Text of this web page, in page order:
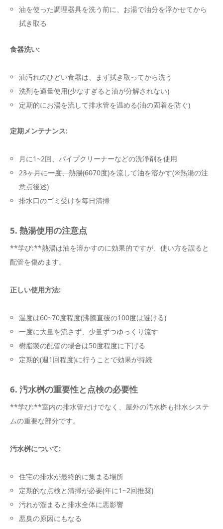
油を使った調理器具を洗う前に、お湯で油分を浮かせてから
拭き取る
食器洗い:
油汚れのひどい食器は、まず拭き取ってから洗う
洗剤を適量使用(少なすぎると油が分解されない)
定期的にお湯を流して排水管を温める(油の固着を防ぐ)
定期メンテナンス:
月に1~2回、パイプクリーナーなどの洗浄剤を使用
23ヶ月に一度、熱湯(6070度)を流して油を溶かす(※熱湯の注
意点後述)
排水口のゴミ受けを毎日清掃
5. 熱湯使用の注意点
**学び:**熱湯は油を溶かすのに効果的ですが、使い方を誤ると
配管を傷めます。
正しい使用方法:
温度は60~70度程度(沸騰直後の100度は避ける)
一度に大量を流さず、少量ずつゆっくり流す
樹脂製の配管の場合は50度程度に下げる
定期的(週1回程度)に行うことで効果が持続
6. 汚水桝の重要性と点検の必要性
**学び:**室内の排水管だけでなく、屋外の汚水桝も排水システ
ムの重要な部分です。
汚水桝について:
住宅の排水が最終的に集まる場所
定期的な点検と清掃が必要(年に1~2回推奨)
汚れが溜まると排水全体に悪影響
悪臭の原因にもなる